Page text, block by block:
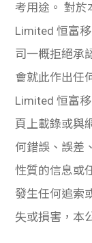
考用途。 對於
Limited 恒富
司一概拒絕承
會就此作出任
Limited 恒富
頁上載錄或與
何錯誤、誤差
性質的信息或
發生任何追索
失或損害，本